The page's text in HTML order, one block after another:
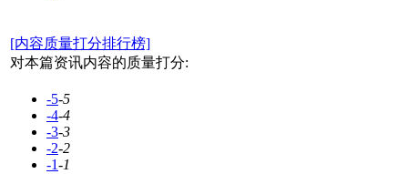
[内容质量打分排行榜]
对本篇资讯内容的质量打分:
-5-5
-4-4
-3-3
-2-2
-1-1